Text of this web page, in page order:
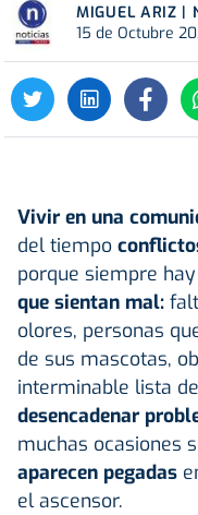
MIGUEL ARIZ |
15 de Octubre
Vivir en una
del tiempo
porque siempre hay
que sientan mal:
olores, personas
de sus mascotas,
interminable lista
desencadenar
muchas ocasiones
aparecen pegadas
el ascensor.